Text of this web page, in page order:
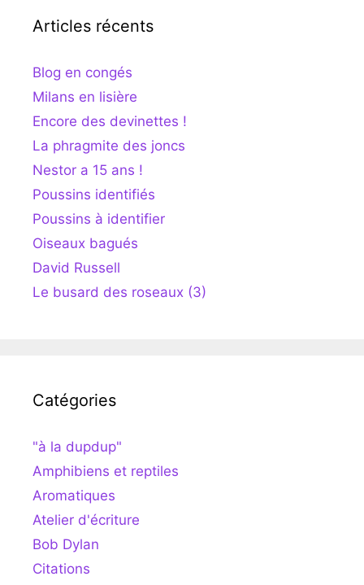
Articles récents
Blog en congés
Milans en lisière
Encore des devinettes !
La phragmite des joncs
Nestor a 15 ans !
Poussins identifiés
Poussins à identifier
Oiseaux bagués
David Russell
Le busard des roseaux (3)
Catégories
"à la dupdup"
Amphibiens et reptiles
Aromatiques
Atelier d'écriture
Bob Dylan
Citations